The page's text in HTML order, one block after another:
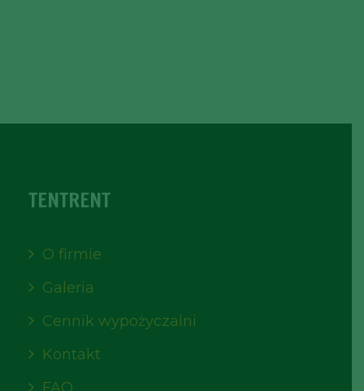
TENTRENT
O firmie
Galeria
Cennik wypożyczalni
Kontakt